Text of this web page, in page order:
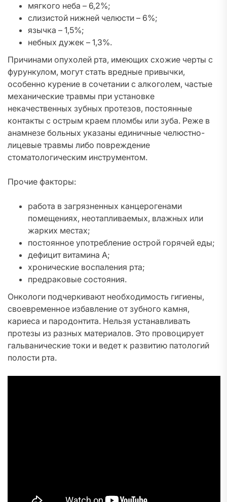
мягкого неба – 6,2%;
слизистой нижней челюсти – 6%;
язычка – 1,5%;
небных дужек – 1,3%.
Причинами опухолей рта, имеющих схожие черты с
фурункулом, могут стать вредные привычки,
особенно курение в сочетании с алкоголем, частые
механические травмы при установке
некачественных зубных протезов, постоянные
контакты с острым краем пломбы или зуба. Реже в
анамнезе больных указаны единичные челюстно-
лицевые травмы либо повреждение
стоматологическим инструментом.
Прочие факторы:
работа в загрязненных канцерогенами
помещениях, неотапливаемых, влажных или
жарких местах;
постоянное употребление острой горячей еды;
дефицит витамина А;
хронические воспаления рта;
предраковые состояния.
Онкологи подчеркивают необходимость гигиены,
своевременное избавление от зубного камня,
кариеса и пародонтита. Нельзя устанавливать
протезы из разных материалов. Это провоцирует
гальванические токи и ведет к развитию патологий
полости рта.